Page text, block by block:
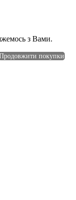
з Вами.
покупки